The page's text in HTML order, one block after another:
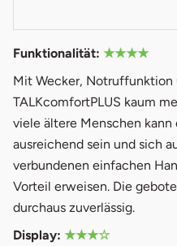
Funktionalität: ★★★★
Mit Wecker, Notruffunktion
TALKcomfortPLUS kaum
viele ältere Menschen
ausreichend sein und sich
verbundenen einfachen
Vorteil erweisen. Die
durchaus zuverlässig.
Display: ★★★☆